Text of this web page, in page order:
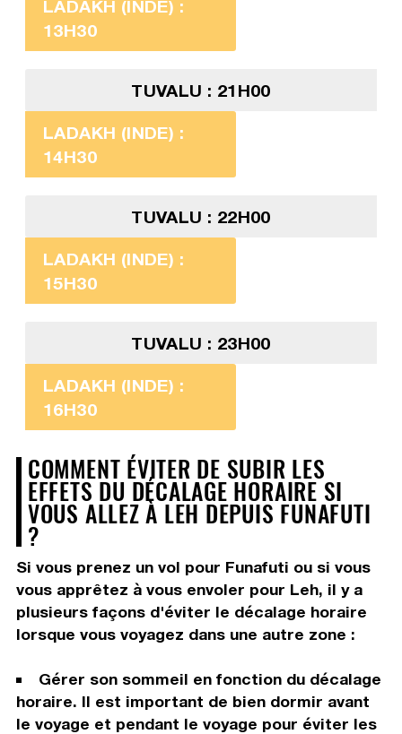
LADAKH (INDE) :
13H30
TUVALU : 21H00
LADAKH (INDE) :
14H30
TUVALU : 22H00
LADAKH (INDE) :
15H30
TUVALU : 23H00
LADAKH (INDE) :
16H30
COMMENT ÉVITER DE SUBIR LES
EFFETS DU DÉCALAGE HORAIRE SI
VOUS ALLEZ À LEH DEPUIS FUNAFUTI
?
Si vous prenez un vol pour Funafuti ou si vous
vous apprêtez à vous envoler pour Leh, il y a
plusieurs façons d'éviter le décalage horaire
lorsque vous voyagez dans une autre zone :
Gérer son sommeil en fonction du décalage
horaire. Il est important de bien dormir avant
le voyage et pendant le voyage pour éviter les